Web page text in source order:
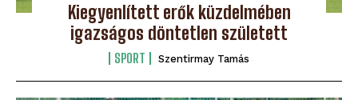
Kiegyenlített erők küzdelmében
igazságos döntetlen született
SPORT Szentirmay Tamás